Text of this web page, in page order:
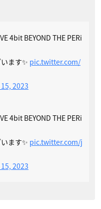
4bit BEYOND THE PERi
ます✨ pic.twitter.com/
2023
4bit BEYOND THE PERi
ます✨ pic.twitter.com/j
2023